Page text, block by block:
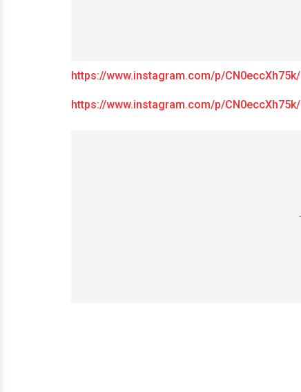
https://www.instagram.com/p/CN0eccXh75k/
https://www.instagram.com/p/CN0eccXh75k/